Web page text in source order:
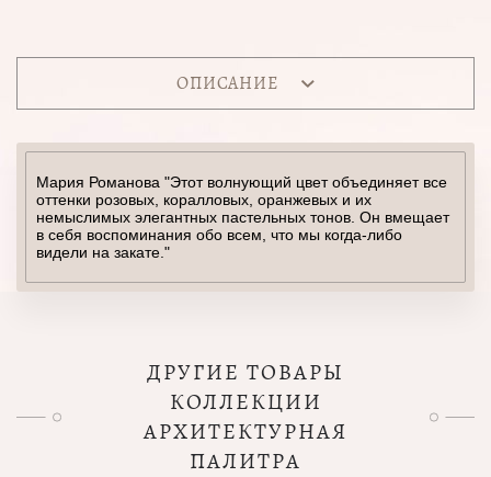
ОПИСАНИЕ
Мария Романова "Этот волнующий цвет объединяет все
оттенки розовых, коралловых, оранжевых и их
немыслимых элегантных пастельных тонов. Он вмещает
в себя воспоминания обо всем, что мы когда-либо
видели на закате."
ДРУГИЕ ТОВАРЫ
КОЛЛЕКЦИИ
АРХИТЕКТУРНАЯ
ПАЛИТРА